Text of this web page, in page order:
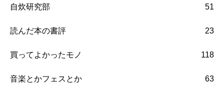
自炊研究部 51
読んだ本の書評 23
買ってよかったモノ 118
音楽とかフェスとか 63